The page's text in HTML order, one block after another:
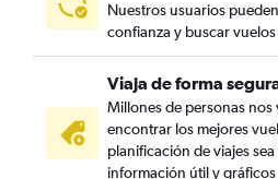
Nuestros usuarios
confianza y buscar
Viaja de forma
Millones de personas nos
encontrar los mejores
planificación de viajes
información útil y